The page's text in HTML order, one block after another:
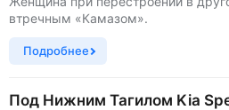
втречным «Камазом».
Подробнее
Под Нижним Тагилом Kia